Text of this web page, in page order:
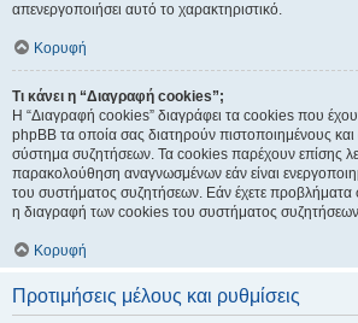
απενεργοποιήσει αυτό το χαρακτηριστικό.
Κορυφή
Τι κάνει η “Διαγραφή cookies”;
Η “Διαγραφή cookies” διαγράφει τα cookies που
phpBB τα οποία σας διατηρούν πιστοποιημένους
σύστημα συζητήσεων. Τα cookies παρέχουν επίσης
παρακολούθηση αναγνωσμένων εάν είναι
του συστήματος συζητήσεων. Εάν έχετε
η διαγραφή των cookies του συστήματος
Κορυφή
Προτιμήσεις μέλους και ρυθμίσεις